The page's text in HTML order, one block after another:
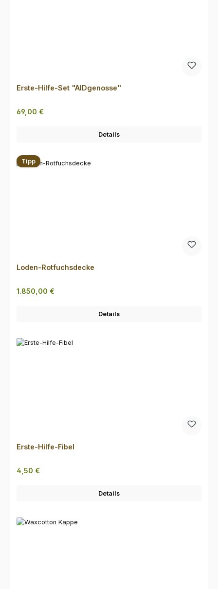
Erste-Hilfe-Set "AIDgenosse"
Regulärer Preis:
69,00 €
Details
Tipp
Loden-Rotfuchsdecke
Regulärer Preis:
1.850,00 €
Details
Erste-Hilfe-Fibel
Regulärer Preis:
4,50 €
Details